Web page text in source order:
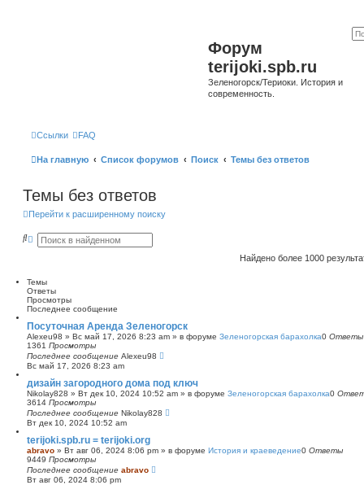
Форум
terijoki.spb.ru
Зеленогорск/Териоки. История и
современность.
Ссылки FAQ
На главную Список форумов Поиск Темы без ответов
Темы без ответов
Перейти к расширенному поиску
П Р
р
е
н
н
ы
й
п
о
и
к
Найдено более 1000
Темы
Ответы
Просмотры
Последнее сообщение
Посуточная Аренда Зеленогорск
Alexeu98 » Вс май 17, 2026 8:23 am » в форуме Зеленогорская барахолка0 Ответы
1361 Просмотры
Последнее сообщение Alexeu98
Вс май 17, 2026 8:23 am
дизайн загородного дома под ключ
Nikolay828 » Вт дек 10, 2024 10:52 am » в форуме Зеленогорская барахолка0
3614 Просмотры
Последнее сообщение Nikolay828
Вт дек 10, 2024 10:52 am
terijoki.spb.ru = terijoki.org
abravo » Вт авг 06, 2024 8:06 pm » в форуме История и краеведение0 Ответы
9449 Просмотры
Последнее сообщение abravo
Вт авг 06, 2024 8:06 pm